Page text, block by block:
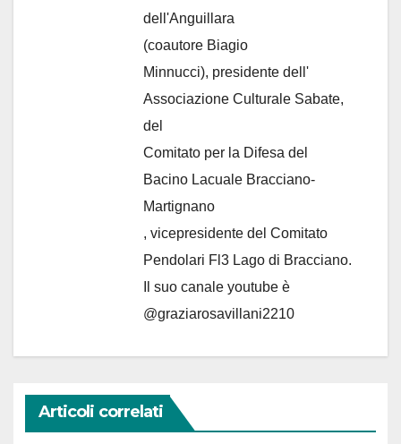
dell'Anguillara
(coautore Biagio
Minnucci), presidente dell'
Associazione Culturale Sabate,
del
Comitato per la Difesa del
Bacino Lacuale Bracciano-
Martignano
, vicepresidente del Comitato
Pendolari Fl3 Lago di Bracciano.
Il suo canale youtube è
@graziarosavillani2210
Articoli correlati